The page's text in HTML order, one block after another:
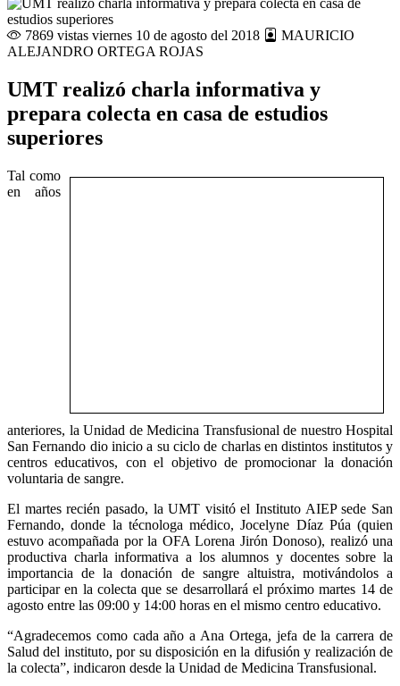
7869 vistas viernes 10 de agosto del 2018
MAURICIO
ALEJANDRO ORTEGA ROJAS
UMT realizó charla informativa y
prepara colecta en casa de estudios
superiores
Tal como
en años
anteriores, la Unidad de Medicina Transfusional de nuestro Hospital
San Fernando dio inicio a su ciclo de charlas en distintos institutos y
centros educativos, con el objetivo de promocionar la donación
voluntaria de sangre.
El martes recién pasado, la UMT visitó el Instituto AIEP sede San
Fernando, donde la técnologa médico, Jocelyne Díaz Púa (quien
estuvo acompañada por la OFA Lorena Jirón Donoso), realizó una
productiva charla informativa a los alumnos y docentes sobre la
importancia de la donación de sangre altuistra, motivándolos a
participar en la colecta que se desarrollará el próximo martes 14 de
agosto entre las 09:00 y 14:00 horas en el mismo centro educativo.
“Agradecemos como cada año a Ana Ortega, jefa de la carrera de
Salud del instituto, por su disposición en la difusión y realización de
la colecta”, indicaron desde la Unidad de Medicina Transfusional.